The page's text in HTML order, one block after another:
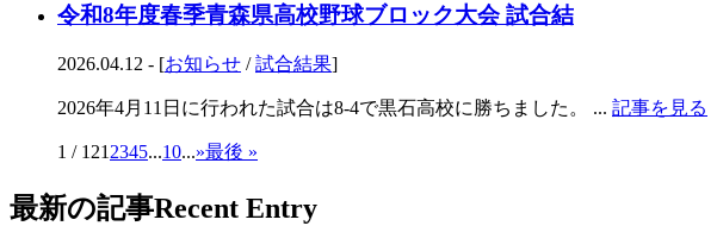
令和8年度春季青森県高校野球ブロック大会 試合結
2026.04.12 - [お知らせ /試合結果]
2026年4月11日に行われた試合は8-4で黒石高校に勝ちました。 ... 記事を見る
1 / 121 2345...10...»最後 »
最新の記事Recent Entry